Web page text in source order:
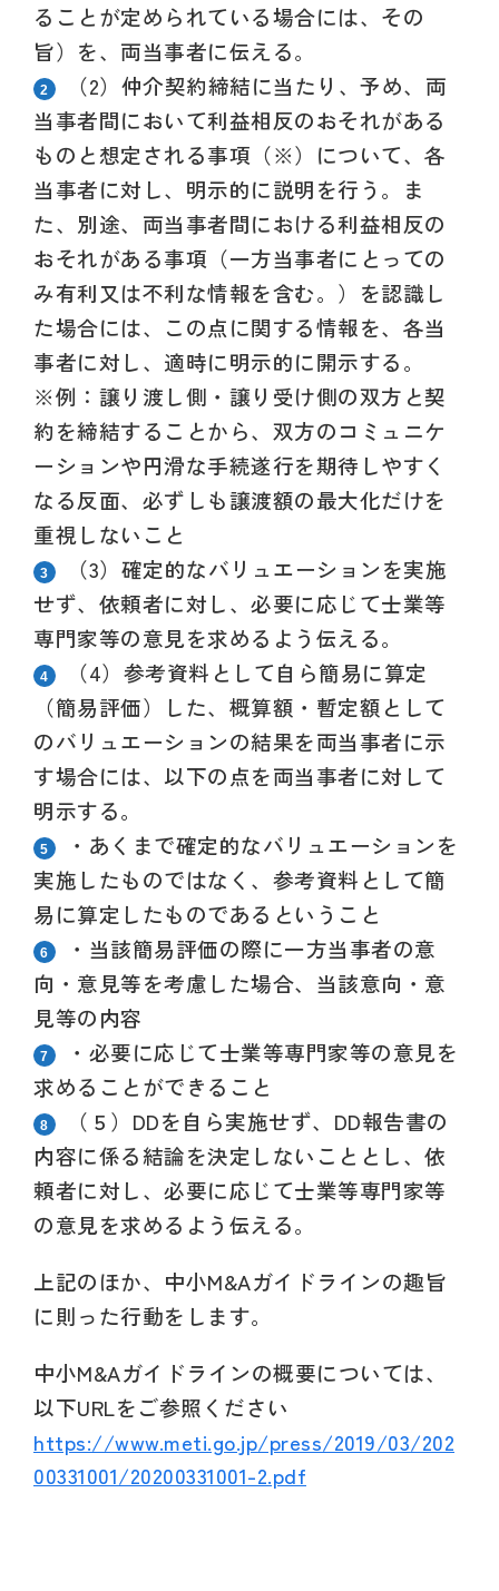
ることが定められている場合には、その
旨）を、両当事者に伝える。
（2） 仲介契約締結に当たり、予め、両
当事者間において利益相反のおそれがある
ものと想定される事項（※）について、各
当事者に対し、明示的に説明を行う。ま
た、別途、両当事者間における利益相反の
おそれがある事項（一方当事者にとっての
み有利又は不利な情報を含む。）を認識し
た場合には、この点に関する情報を、各当
事者に対し、適時に明示的に開示する。
※例：譲り渡し側・譲り受け側の双方と契
約を締結することから、双方のコミュニケ
ーションや円滑な手続遂行を期待しやすく
なる反面、必ずしも譲渡額の最大化だけを
重視しないこと
（3） 確定的なバリュエーションを実施
せず、依頼者に対し、必要に応じて士業等
専門家等の意見を求めるよう伝える。
（4） 参考資料として自ら簡易に算定
（簡易評価）した、概算額・暫定額として
のバリュエーションの結果を両当事者に示
す場合には、以下の点を両当事者に対して
明示する。
・あくまで確定的なバリュエーションを
実施したものではなく、参考資料として簡
易に算定したものであるということ
・当該簡易評価の際に一方当事者の意
向・意見等を考慮した場合、当該意向・意
見等の内容
・必要に応じて士業等専門家等の意見を
求めることができること
（５） DDを自ら実施せず、DD報告書の
内容に係る結論を決定しないこととし、依
頼者に対し、必要に応じて士業等専門家等
の意見を求めるよう伝える。
上記のほか、中小M&Aガイドラインの趣旨
に則った行動をします。
中小M&Aガイドラインの概要については、
以下URLをご参照ください
https://www.meti.go.jp/press/2019/03/202
00331001/20200331001-2.pdf